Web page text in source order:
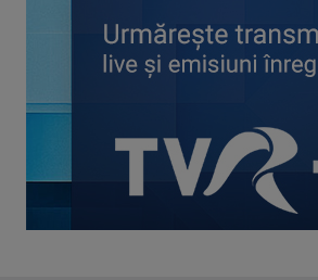
Piesa „Inimă, nu fi de piatră” a Corinei